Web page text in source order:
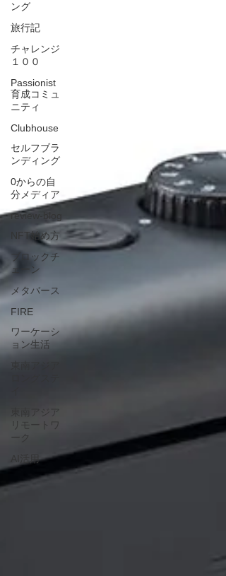
ング
旅行記
チャレンジ
１００
Passionist
育成コミュ
ニティ
Clubhouse
セルフブラ
ンディング
0からの自
分メディア
review-blog
NFT始め方
ブロックチ
ェーン
メタバース
FIRE
ワーケーシ
ョン生活
東南アジア
東南アジア
リモートワ
ーク
AI活用